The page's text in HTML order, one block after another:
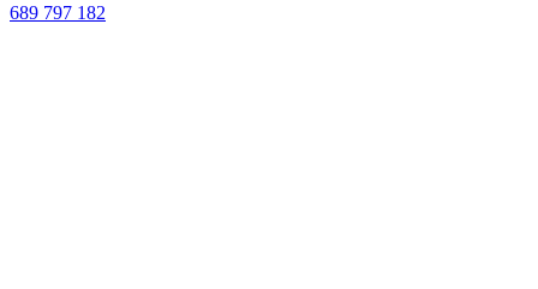
689 797 182